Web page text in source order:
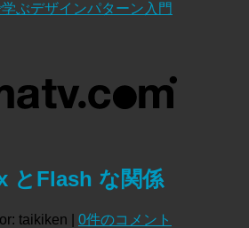
ぶデザインパターン入門
とFlash な関係
taikiken 0件のコメント